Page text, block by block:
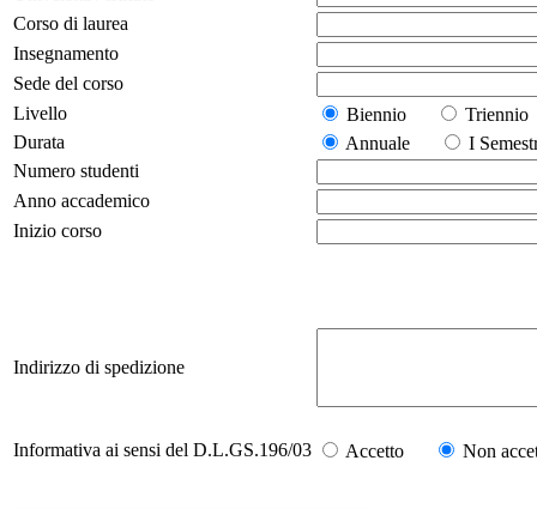
Corso di laurea
Insegnamento
Sede del corso
Livello
Biennio
Durata
Annuale
I
Numero studenti
Anno accademico
Inizio corso
Indirizzo di spedizione
Informativa ai sensi del D.L.GS.196/03 Accetto Non